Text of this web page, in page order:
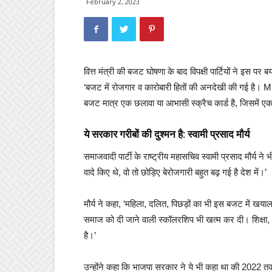
वित्त मंत्री की बजट घोषणा के बाद विपक्षी पार्टियों ने इस
‘बजट में रोजगार व कारोबारी हितों की अनदेखी की गई
बजट मात्र एक छलावा या आभासी स्क्रैच कार्ड है, जिसमें
ये सरकार गरीबों की दुश्मन है: स्वामी प्रसाद मौर्य
समाजवादी पार्टी के राष्ट्रीय महासचिव स्वामी प्रसाद
वादे किए थे, वो तो छोड़िए बेरोजगारी बहुत बढ़ गई है देश में।’
मौर्य ने कहा, ‘महिला, दलित, पिछड़ों का भी इस बजट में
समाज को दी जाने वाली स्कॉलरशिप भी खत्म कर दी।
है।’
उन्होंने कहा कि भाजपा सरकार ने ये भी कहा था की